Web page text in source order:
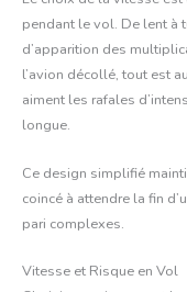
pendant le vol. De lent à
d’apparition des
l’avion décollé, tout est
aiment les rafales
longue.
Ce design simplifié
coincé à attendre la fin
pari complexes.
Vitesse et Risque en Vol